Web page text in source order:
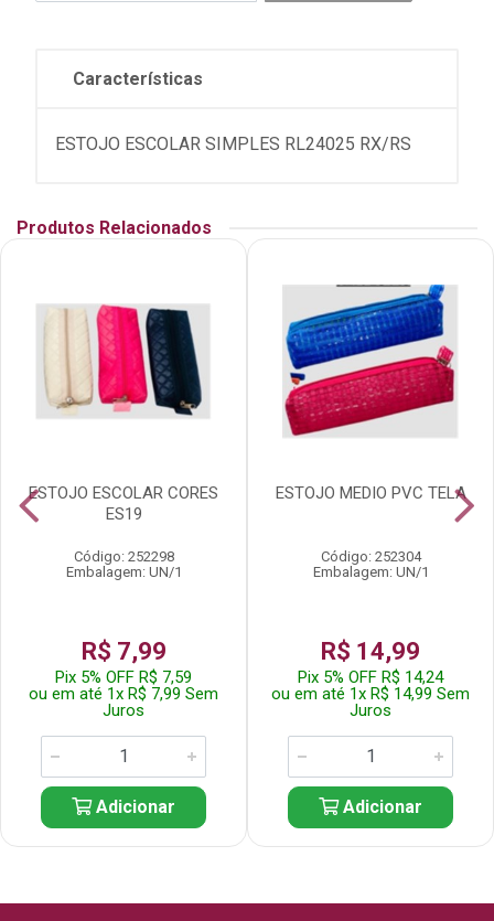
Características
ESTOJO ESCOLAR SIMPLES RL24025 RX/RS
Produtos Relacionados
ESTOJO ESCOLAR CORES
ES19
Código: 252298
Embalagem: UN/1
R$ 7,99
Pix 5% OFF R$ 7,59
ou em até 1x R$ 7,99 Sem
Juros
Adicionar
ESTOJO MEDIO PVC TELA
Código: 252304
Embalagem: UN/1
R$ 14,99
Pix 5% OFF R$ 14,24
ou em até 1x R$ 14,99 Sem
Juros
Adicionar